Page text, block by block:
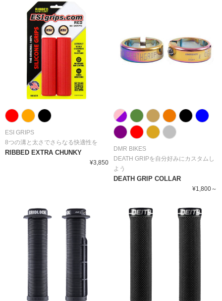
ESI GRIPS
8つの溝と太さでさらなる快適性を
RIBBED EXTRA CHUNKY
¥3,850
DMR BIKES
DEATH GRIPを自分好みにカスタムし
よう
DEATH GRIP COLLAR
¥1,800～